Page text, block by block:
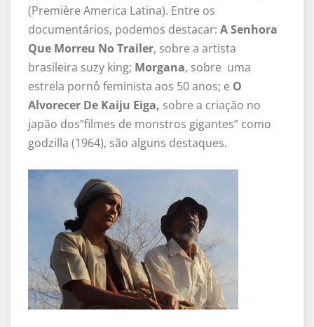
(Première America Latina). Entre os
documentários, podemos destacar: A Senhora
Que Morreu No Trailer, sobre a artista
brasileira suzy king; Morgana, sobre uma
estrela pornô feminista aos 50 anos; e O
Alvorecer De Kaiju Eiga, sobre a criação no
japão dos”filmes de monstros gigantes” como
godzilla (1964), são alguns destaques.